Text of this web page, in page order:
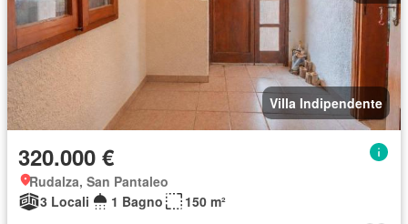
Villa Indipendente
320.000 €
Rudalza, San Pantaleo
3 Locali
1 Bagno 150 m²